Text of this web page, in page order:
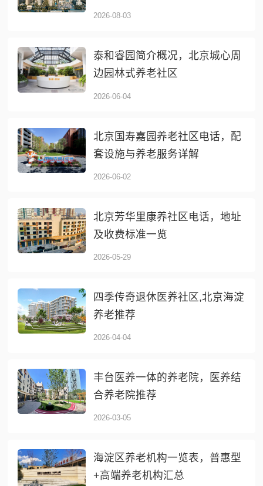
介绍
2026-08-03
泰和睿园简介概况，北京城心周
边园林式养老社区
2026-06-04
北京国寿嘉园养老社区电话，配
套设施与养老服务详解
2026-06-02
北京芳华里康养社区电话，地址
及收费标准一览
2026-05-29
四季传奇退休医养社区,北京海淀
养老推荐
2026-04-04
丰台医养一体的养老院，医养结
合养老院推荐
2026-03-05
海淀区养老机构一览表，普惠型
+高端养老机构汇总